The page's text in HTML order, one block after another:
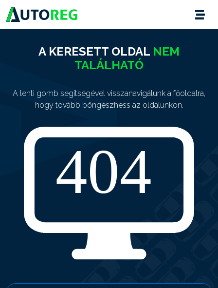
A KERESETT OLDAL NEM
TALÁLHATÓ
A lenti gomb segítségével visszanavigálunk a főoldalra,
hogy tovább böngészhess az oldalunkon.